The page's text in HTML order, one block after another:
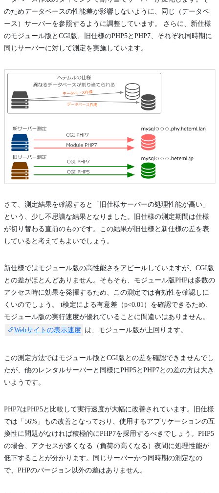
のためデータベースの性能差が影響しないように、同じ（データベ
ース）サーバーを参照するように調整しています。 さらに、新仕様
のモジュール版とCGI版、旧仕様のPHP5とPHP7、それぞれ同時期に
同じサーバーに対して測定を実施しています。
さて、測定結果を確認すると「旧仕様サーバーの処理性能が高い」
という、少し不思議な結果となりました。旧仕様の測定期間は仕様
が切り替わる直前のものです。この結果が旧仕様と新仕様の差を表
していると考えてもよいでしょう。
新仕様ではモジュール版の高性能さをアピールしていますが、CGI版
との差がほとんどありません。そもそも、モジュール版PHPは多数の
アクセス時に効果を発揮するため、この測定では有効性を確認しに
くいのでしょう。 t検定による有意差（p<0.01）を確認できるため、
モジュール版の実行速度が優れていることに間違いはありません。
Webサイトの表示速度 は、モジュール版が上回ります。
この測定方法ではモジュール版とCGI版との差を確認できませんでし
たが、他のレンタルサーバーと同様にPHP5とPHP7との差の方は大き
いようです。
PHP7はPHP5と比較して実行速度が大幅に改善されています。旧仕様
では「56%」もの改善となっており、使用するアプリケーションの互
換性に問題がなければ積極的にPHP7を採用するべきでしょう。PHP5
の場合、アクセスが多くなる（負荷の高くなる）夜間に処理性能が
低下することが分かります。同じサーバーかつ同時期の測定なの
で、PHPのバージョン以外の差はありません。